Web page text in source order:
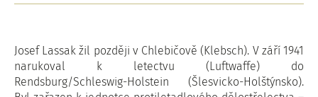
Josef Lassak žil později v Chlebičově (Klebsch). V září 1941
narukoval k letectvu (Luftwaffe) do
Rendsburg/Schleswig-Holstein (Šlesvicko-Holštýnsko).